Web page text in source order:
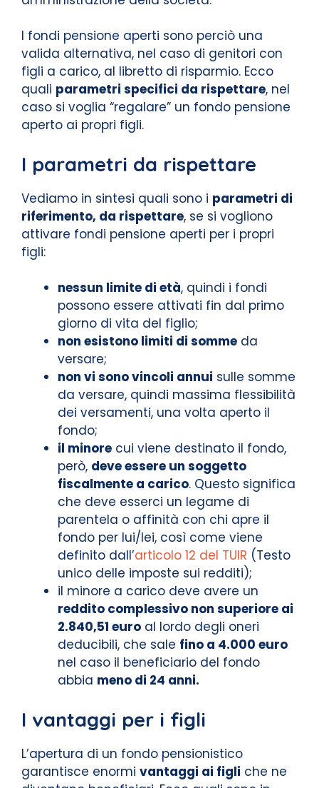
I fondi pensione aperti sono perciò una
valida alternativa, nel caso di genitori con
figli a carico, al libretto di risparmio. Ecco
quali parametri specifici da rispettare, nel
caso si voglia “regalare” un fondo pensione
aperto ai propri figli.
I parametri da rispettare
Vediamo in sintesi quali sono i parametri di
riferimento, da rispettare, se si vogliono
attivare fondi pensione aperti per i propri
figli:
nessun limite di età, quindi i fondi
possono essere attivati fin dal primo
giorno di vita del figlio;
non esistono limiti di somme da
versare;
non vi sono vincoli annui sulle somme
da versare, quindi massima flessibilità
dei versamenti, una volta aperto il
fondo;
il minore cui viene destinato il fondo,
però, deve essere un soggetto
fiscalmente a carico. Questo significa
che deve esserci un legame di
parentela o affinità con chi apre il
fondo per lui/lei, così come viene
definito dall’articolo 12 del TUIR (Testo
unico delle imposte sui redditi);
il minore a carico deve avere un
reddito complessivo non superiore ai
2.840,51 euro al lordo degli oneri
deducibili, che sale fino a 4.000 euro
nel caso il beneficiario del fondo
abbia meno di 24 anni.
I vantaggi per i figli
L’apertura di un fondo pensionistico
garantisce enormi vantaggi ai figli che ne